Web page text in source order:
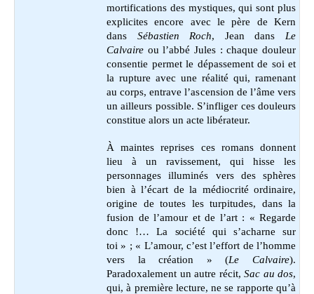
mortifications des mystiques, qui sont plus
explicites encore avec le père de Kern
dans Sébastien Roch, Jean dans Le
Calvaire ou l’abbé Jules : chaque douleur
consentie permet le dépassement de soi et
la rupture avec une réalité qui, ramenant
au corps, entrave l’ascension de l’âme vers
un ailleurs possible. S’infliger ces douleurs
constitue alors un acte libérateur.
À maintes reprises ces romans donnent
lieu à un ravissement, qui hisse les
personnages illuminés vers des sphères
bien à l’écart de la médiocrité ordinaire,
origine de toutes les turpitudes, dans la
fusion de l’amour et de l’art : « Regarde
donc !… La société qui s’acharne sur
toi » ; « L’amour, c’est l’effort de l’homme
vers la création » (Le Calvaire).
Paradoxalement un autre récit, Sac au dos,
qui, à première lecture, ne se rapporte qu’à